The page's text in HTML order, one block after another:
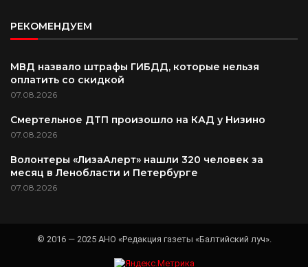
РЕКОМЕНДУЕМ
МВД назвало штрафы ГИБДД, которые нельзя
оплатить со скидкой
07.08.2026
Смертельное ДТП произошло на КАД у Низино
07.08.2026
Волонтеры «ЛизаАлерт» нашли 320 человек за
месяц в Ленобласти и Петербурге
07.08.2026
© 2016 — 2025 АНО «Редакция газеты «Балтийский луч».